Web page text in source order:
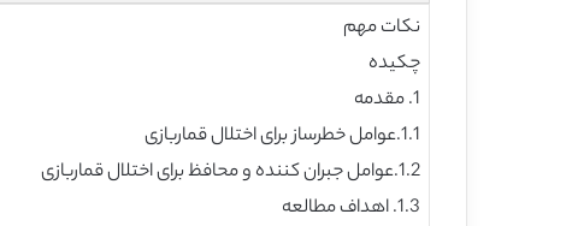
نکات مهم
چکیده
1. مقدمه
1.1.عوامل خطرساز برای اختلال قماربازی
1.2.عوامل جبران کننده و محافظ برای اختلال قماربازی
1.3. اهداف مطالعه